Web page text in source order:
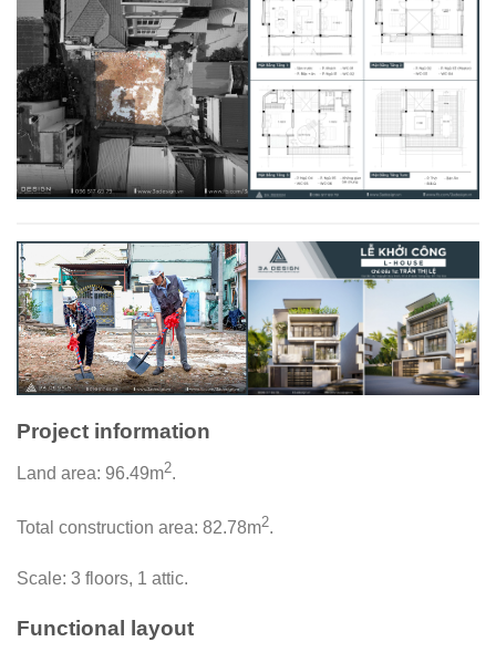
Project information
Land area: 96.49m2.
Total construction area: 82.78m2.
Scale: 3 floors, 1 attic.
Functional layout